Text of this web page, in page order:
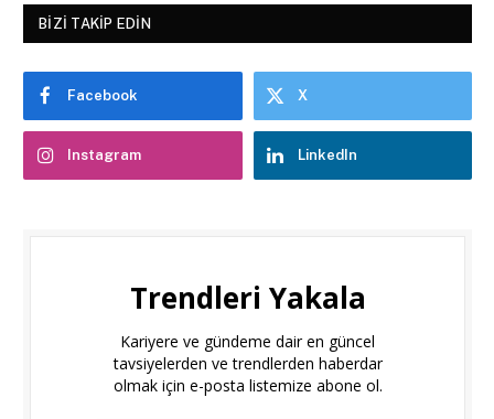
BIZI TAKIP EDIN
Facebook X
Instagram LinkedIn
Trendleri Yakala
Kariyere ve gündeme dair en güncel
tavsiyelerden ve trendlerden haberdar
olmak için e-posta listemize abone ol.